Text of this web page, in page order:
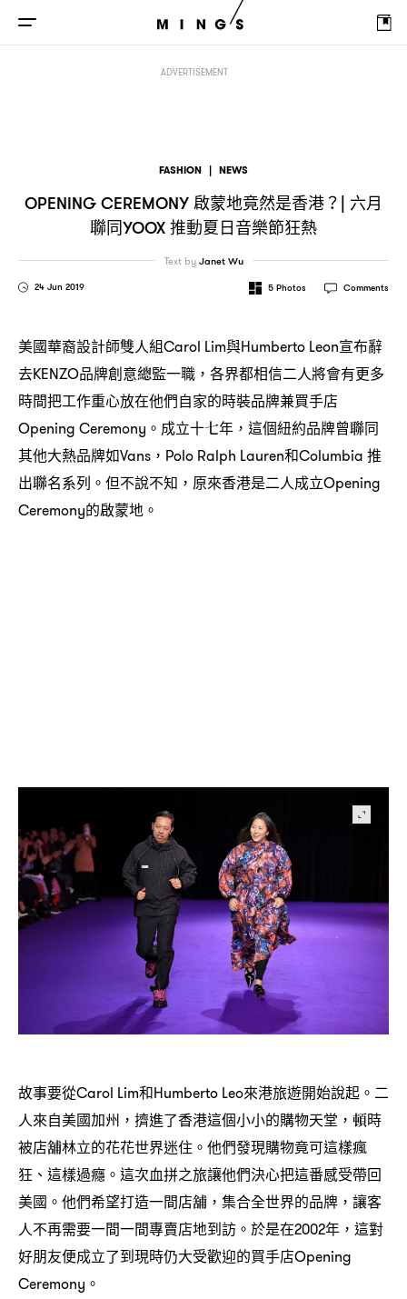
ADVERTISEMENT
FASHION | NEWS
OPENING CEREMONY啟蒙地竟然是香港？| 六月
聯同YOOX推動夏日音樂節狂熱
24 Jun 2019
Text by Janet Wu
5 Photos Comments
美國華裔設計師雙人組Carol Lim與Humberto Leon宣布辭
去KENZO品牌創意總監一職 ， 各界都相信二人將會有更多
時間把工作重心放在他們自家的時裝品牌兼買手店
Opening Ceremony 。成立十七年 ， 這個紐約品牌曾聯同
其他大熱品牌如Vans，Polo Ralph Lauren和Columbia 推
出聯名系列。但不說不知 ， 原來香港是二人成立Opening
Ceremony的啟蒙地。
故事要從Carol Lim和Humberto Leo來港旅遊開始說起。二
人來自美國加州 ， 擠進了香港這個小小的購物天堂 ， 頓時
被店舖林立的花花世界迷住。他們發現購物竟可這樣瘋
狂、這樣過癮。這次血拼之旅讓他們決心把這番感受帶回
美國。他們希望打造一間店舖 ， 集合全世界的品牌 ， 讓客
人不再需要一間一間專賣店地到訪。於是在2002年 ， 這對
好朋友便成立了到現時仍大受歡迎的買手店Opening
Ceremony 。
啟蒙地竟然是香港 ？|六月聯同 推動夏日音樂節狂熱